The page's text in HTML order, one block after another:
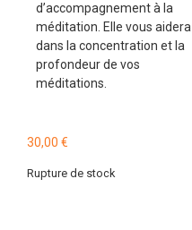
d’accompagnement à la
méditation. Elle vous aidera
dans la concentration et la
profondeur de vos
méditations.
30,00 €
Rupture de stock